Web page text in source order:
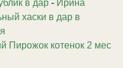
в дар - Ирина
хаски в дар в
Пирожок котенок 2 мес